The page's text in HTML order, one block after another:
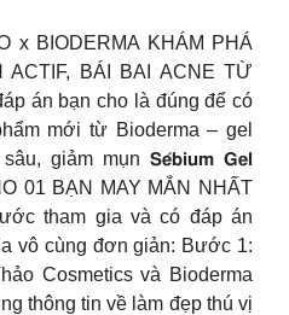
x BIODERMA KHÁM PHÁ
ACTIF, BÁI BAI ACNE TỪ
án bạn cho là đúng để có
mới từ Bioderma – gel
giảm mụn 𝗦𝗲́𝗯𝗶𝘂𝗺 𝗚𝗲𝗹
01 BẠN MAY MẮN NHẤT
tham gia và có đáp án
vô cùng đơn giản: Bước 1:
Cosmetics và Bioderma
thông tin về làm đẹp thú vị